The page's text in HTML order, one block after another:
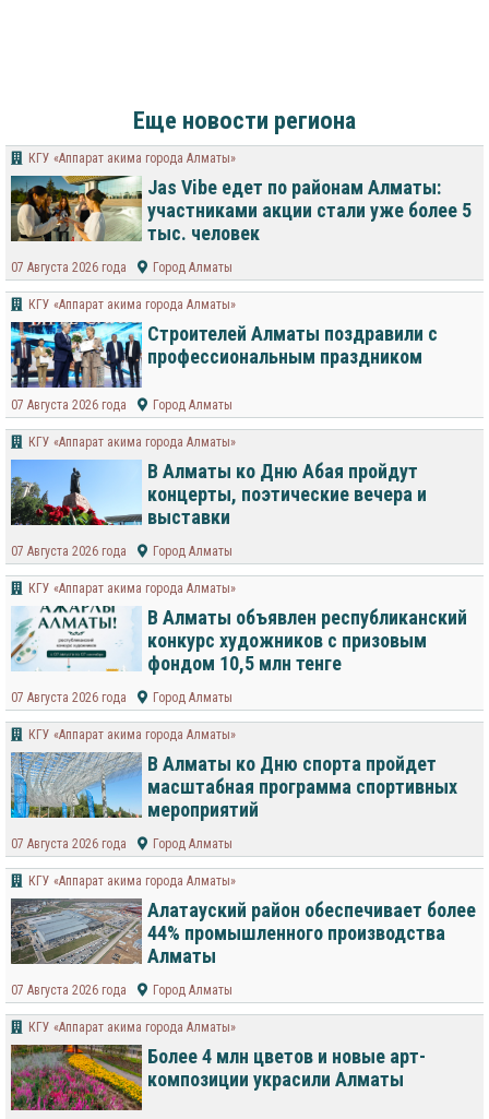
Еще новости региона
КГУ «Аппарат акима города Алматы»
Jas Vibe едет по районам Алматы:
участниками акции стали уже более 5
тыс. человек
07 Августа 2026 года Город Алматы
КГУ «Аппарат акима города Алматы»
Строителей Алматы поздравили с
профессиональным праздником
07 Августа 2026 года Город Алматы
КГУ «Аппарат акима города Алматы»
В Алматы ко Дню Абая пройдут
концерты, поэтические вечера и
выставки
07 Августа 2026 года Город Алматы
КГУ «Аппарат акима города Алматы»
В Алматы объявлен республиканский
конкурс художников с призовым
фондом 10,5 млн тенге
07 Августа 2026 года Город Алматы
КГУ «Аппарат акима города Алматы»
В Алматы ко Дню спорта пройдет
масштабная программа спортивных
мероприятий
07 Августа 2026 года Город Алматы
КГУ «Аппарат акима города Алматы»
Алатауский район обеспечивает более
44% промышленного производства
Алматы
07 Августа 2026 года Город Алматы
КГУ «Аппарат акима города Алматы»
Более 4 млн цветов и новые арт-
композиции украсили Алматы